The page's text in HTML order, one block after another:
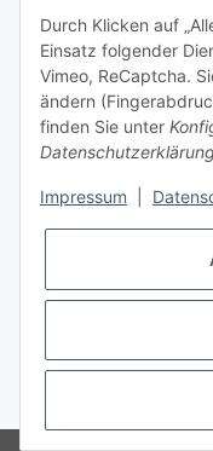
Bitte
Datenschutzerklärung
Informationen zu
Gesetzliche
* Alle Preise zzgl.
Durch Klicken auf
Einsatz folgender
Vimeo, ReCaptcha.
ändern
finden Sie unter
Datenschutzerklärung
Impressum